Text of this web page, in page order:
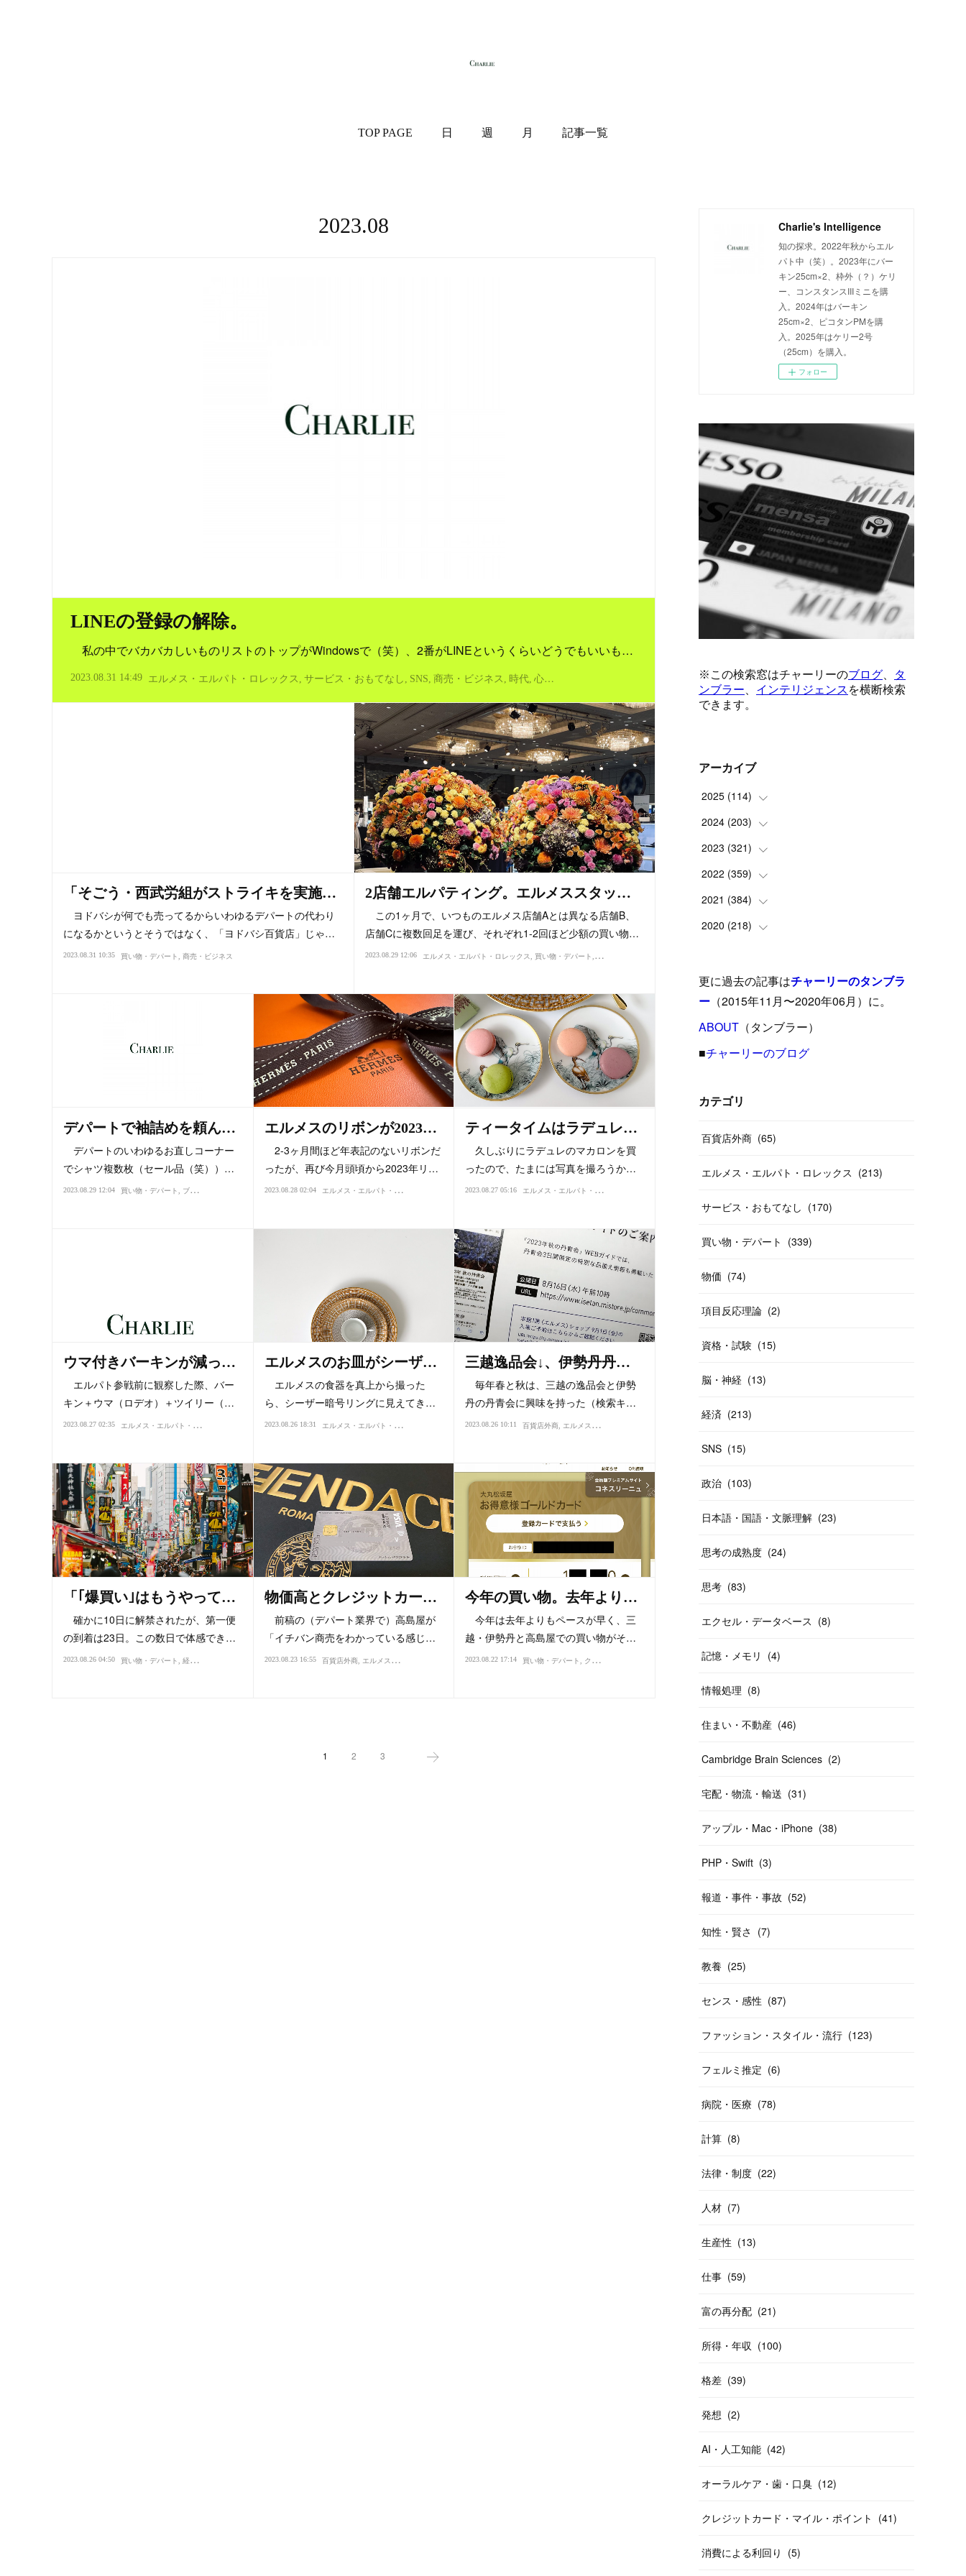
TOP PAGE 日 週 月 記事一覧
2023.08
LINEの登録の解除。
私の中でバカバカしいものリストのトップがWindowsで（笑）、2番がLINEというくらいどうでもいいも…
2023.08.31 14:49 エルメス・エルパト・ロレックス サービス・おもてなし SNS 商売・ビジネス 時代 心理・精神性
「そごう・西武労組がストライキを実施…
ヨドバシが何でも売ってるからいわゆるデパートの代わり
になるかというとそうではなく、「ヨドバシ百貨店」じゃ…
2023.08.31 10:35 買い物・デパート 商売・ビジネス
2店舗エルパティング。エルメススタッ…
この1ヶ月で、いつものエルメス店舗Aとは異なる店舗B、
店舗Cに複数回足を運び、それぞれ1-2回ほど少額の買い物…
2023.08.29 12:06 エルメス・エルパト・ロレックス 買い物・デパート 日本語・国語・文脈理解
デパートで袖詰めを頼ん…
デパートのいわゆるお直しコーナー
でシャツ複数枚（セール品（笑））…
2023.08.29 12:04 買い物・デパート ブログ・日記
エルメスのリボンが2023…
2-3ヶ月間ほど年表記のないリボンだ
ったが、再び今月頭頃から2023年リ…
2023.08.28 02:04 エ
ルメス・エルパト・ロレックス 買い物・デパート フェルミ推定
ティータイムはラデュレ…
久しぶりにラデュレのマカロンを買
ったので、たまには写真を撮ろうか…
2023.08.27 05:16 エ
ルメス・エルパト・ロレックス
ウマ付きバーキンが減っ…
エルパト参戦前に観察した際、バー
キン＋ウマ（ロデオ）＋ツイリー（…
2023.08.27 02:35 エ
ルメス・エルパト・ロレックス ファッション・スタイル・流行 個性・アイデンティティ
エルメスのお皿がシーザ…
エルメスの食器を真上から撮った
ら、シーザー暗号リングに見えてき…
2023.08.26 18:31 エ
ルメス・エルパト・ロレックス センス・感性 暗号
三越逸品会↓、伊勢丹丹…
毎年春と秋は、三越の逸品会と伊勢
丹の丹青会に興味を持った（検索キ…
2023.08.26 10:11 百貨店外商 エルメス・エルパト・ロレックス
「｢爆買い｣はもうやって…
確かに10日に解禁されたが、第一便
の到着は23日。この数日で体感でき…
2023.08.26 04:50 買い物・デパート 経済
物価高とクレジットカー…
前稿の（デパート業界で）高島屋が
「イチバン商売をわかっている感じ…
2023.08.23 16:55 百貨店外商 エルメス・エルパト・ロレックス 買い物・デパート 物価 クレジットカード・マイル・ポイント
今年の買い物。去年より…
今年は去年よりもペースが早く、三
越・伊勢丹と高島屋での買い物がそ…
2023.08.22 17:14 買い物・デパート クレジットカード・マイル・ポイント 商売・ビジネス
1 2 3
Charlie's Intelligence
知の探求。2022年秋からエル
パト中（笑）。2023年にバー
キン25cm×2、枠外（？）ケリ
ー、コンスタンスIIIミニを購
入。2024年はバーキン
25cm×2、ピコタンPMを購
入。2025年はケリー2号
（25cm）を購入。
フォロー
アーカイブ
2025 (114)
(1)
(8)
(6)
(9)
(5 )
15
(24)
(8 )
17
2024 (203)
(24)
(10)
(18)
(17)
16
(12)
(19 )
(13
( 12
2023 (321)
(25)
(17)
(35)
33 )
(26)
(27 )
(29
(26
2022 (359)
(42)
(37)
(31)
(31)
(31 )
(26
(14
(20
2021 (384)
(9)
(39)
(23)
(40 )
(55
(20
(10
(40
2020 (218)
(24)
(42)
(24 )
(33
(20
更に過去の記事はチャーリーのタンブラ
ー （2015年11月〜2020年06月）に。
ABOUT （タンブラー）
■チャーリーのブログ
カテゴリ
百貨店外商 (65)
エルメス・エルパト・ロレックス (213)
サービス・おもてなし (170)
買い物・デパート (339)
物価 (74)
項目反応理論 (2)
資格・試験 (15)
脳・神経 (13)
経済 (213)
SNS (15)
政治 (103)
日本語・国語・文脈理解 (23)
思考の成熟度 (24)
思考 (83)
エクセル・データベース (8)
記憶・メモリ (4)
情報処理 (8)
住まい・不動産 (46)
Cambridge Brain Sciences (2)
宅配・物流・輸送 (31)
アップル・Mac・iPhone (38)
PHP・Swift (3)
報道・事件・事故 (52)
知性・賢さ (7)
教養 (25)
センス・感性 (87)
ファッション・スタイル・流行 (123)
フェルミ推定 (6)
病院・医療 (78)
計算 (8)
法律・制度 (22)
人材 (7)
生産性 (13)
仕事 (59)
富の再分配 (21)
所得・年収 (100)
格差 (39)
発想 (2)
AI・人工知能 (42)
オーラルケア・歯・口臭 (12)
クレジットカード・マイル・ポイント (41)
消費による利回り (5)